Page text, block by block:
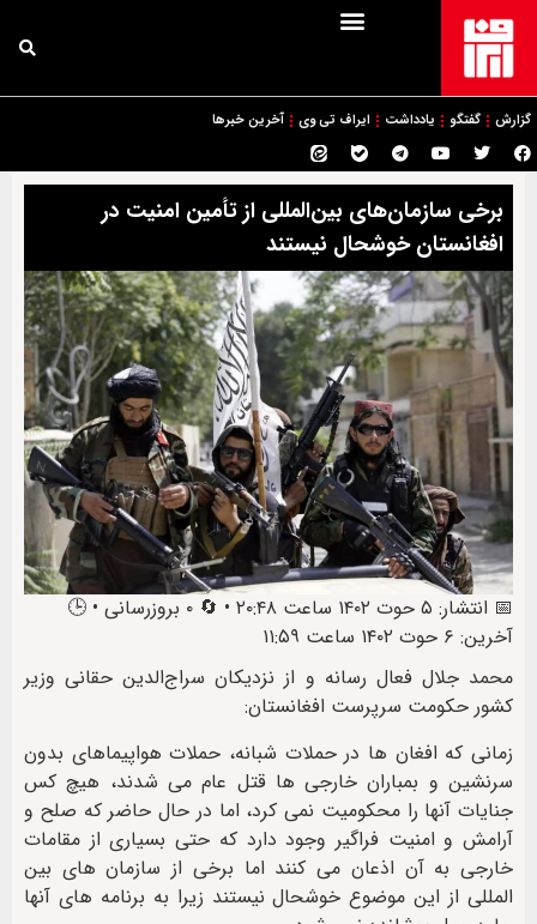
گزارش گفتگو یادداشت ایراف تی وی آخرین خبرها
برخی سازمان‌های بین‌المللی از تأمین امنیت در
افغانستان خوشحال نیستند
📅 انتشار: ۵ حوت ۱۴۰۲ ساعت ۲۰:۴۸ • 🔄 ۰ بروزرسانی • 🕒
آخرین: ۶ حوت ۱۴۰۲ ساعت ۱۱:۵۹
محمد جلال فعال رسانه و از نزدیکان سراج‌الدین حقانی وزیر
کشور حکومت سرپرست افغانستان:
زمانی که افغان ها در حملات شبانه، حملات هواپیماهای بدون
سرنشین و بمباران خارجی ها قتل عام می شدند، هیچ کس
جنایات آنها را محکومیت نمی کرد، اما در حال حاضر که صلح و
آرامش و امنیت فراگیر وجود دارد که حتی بسیاری از مقامات
خارجی به آن اذعان می کنند اما برخی از سازمان های بین
المللی از این موضوع خوشحال نیستند زیرا به برنامه های آنها